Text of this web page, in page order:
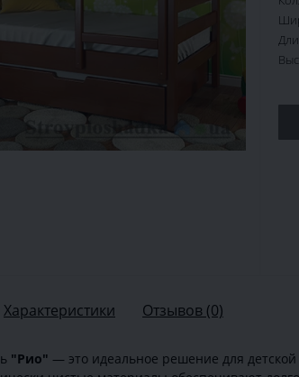
Характеристики Отзывов (0)
"Рио" — это идеальное решение для